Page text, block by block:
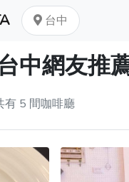
台中
中網友推
有 5 間咖啡廳